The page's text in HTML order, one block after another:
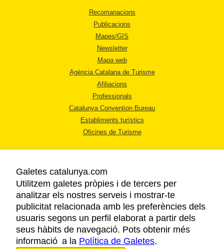
Recomanacions
Publicacions
Mapes/GIS
Newsletter
Mapa web
Agència Catalana de Turisme
Afiliacions
Professionals
Catalunya Convention Bureau
Establiments turístics
Oficines de Turisme
AVÍS LEGAL
POLÍTICA DE PRIVACITAT
COOKIES
ACCESSIBILITAT
Galetes catalunya.com
Utilitzem galetes pròpies i de tercers per
analitzar els nostres serveis i mostrar-te
publicitat relacionada amb les preferències dels
usuaris segons un perfil elaborat a partir dels
seus hàbits de navegació. Pots obtenir més
informació a la Política de Galetes.